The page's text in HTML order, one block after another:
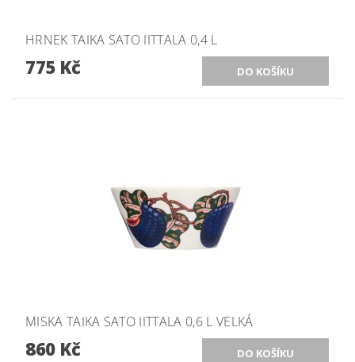
HRNEK TAIKA SATO IITTALA 0,4 L
775 Kč
MISKA TAIKA SATO IITTALA 0,6 L VELKÁ
860 Kč